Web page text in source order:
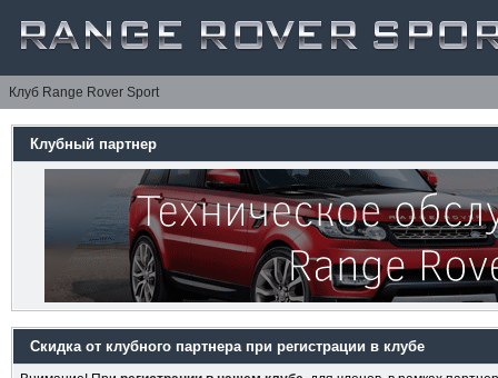
Клуб Range Rover Sport
Клубный партнер
Скидка от клубного партнера при регистрации в клубе